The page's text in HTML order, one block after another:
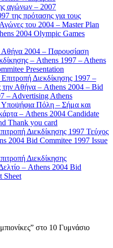
αγώνων – 2007
της πρότασης για τους
του 2004 – Master Plan
2004 Olympic Games
2004 – Παρουσίαση
– Athens 1997 – Athens
Presentation
Διεκδίκησης 1997 –
την Αθήνα – Athens 2004 – Bid
– Advertising Athens
Πόλη – Σήμα και
– Athens 2004 Candidate
Thank you card
Διεκδίκησης 1997 Τεύχος
2004 Bid Commitee 1997 Issue
Διεκδίκησης
– Athens 2004 Bid
Sheet
στο 10 Γυμνάσιο